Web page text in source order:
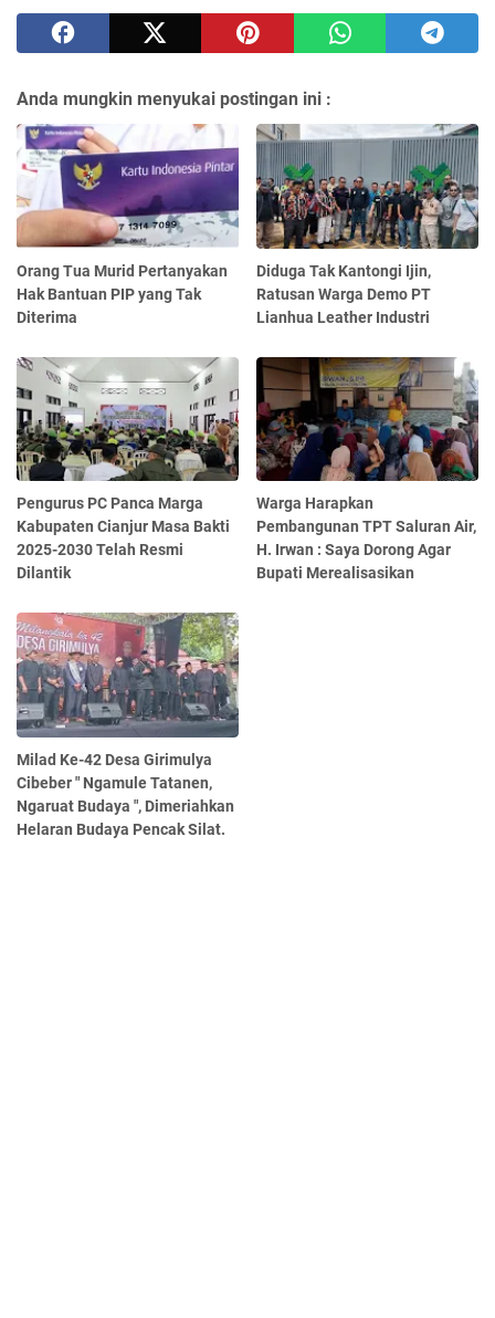
Anda mungkin menyukai postingan ini :
Orang Tua Murid Pertanyakan
Hak Bantuan PIP yang Tak
Diterima
Diduga Tak Kantongi Ijin,
Ratusan Warga Demo PT
Lianhua Leather Industri
Pengurus PC Panca Marga
Kabupaten Cianjur Masa Bakti
2025-2030 Telah Resmi
Dilantik
Warga Harapkan
Pembangunan TPT Saluran Air,
H. Irwan : Saya Dorong Agar
Bupati Merealisasikan
Milad Ke-42 Desa Girimulya
Cibeber " Ngamule Tatanen,
Ngaruat Budaya ", Dimeriahkan
Helaran Budaya Pencak Silat.